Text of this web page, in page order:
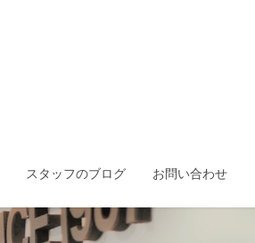
スタッフのブログ お問い合わせ